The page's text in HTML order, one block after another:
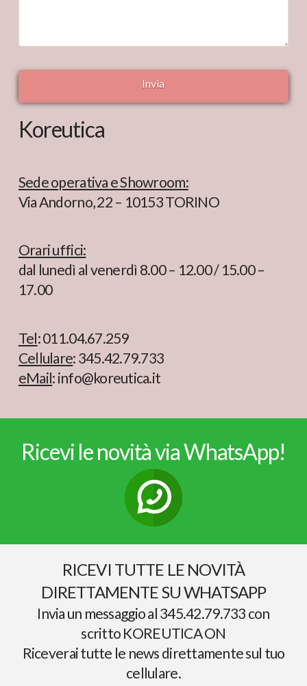
Koreutica
Sede operativa e Showroom:
Via Andorno, 22 – 10153 TORINO
Orari uffici:
dal lunedì al venerdì 8.00 – 12.00 / 15.00 –
17.00
Tel: 011.04.67.259
Cellulare: 345.42.79.733
eMail: info@koreutica.it
Ricevi le novità via WhatsApp!
RICEVI TUTTE LE NOVITÀ
DIRETTAMENTE SU WHATSAPP
Invia un messaggio al 345.42.79.733 con
scritto KOREUTICA ON
Riceverai tutte le news direttamente sul tuo
cellulare.